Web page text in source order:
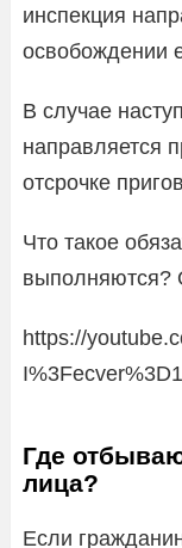
инспекция
освобождении
В случае
направляется
отсрочке
Что такое
выполняются?
https://
I%3Fecver%3D1
Где
лица?
Если